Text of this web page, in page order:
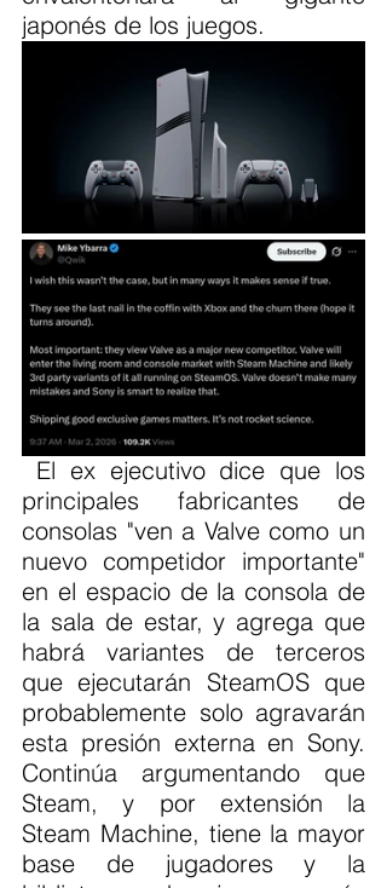
japonés de los juegos.
principales fabricantes de
consolas "ven a Valve como un
nuevo competidor importante"
en el espacio de la consola de
la sala de estar, y agrega que
habrá variantes de terceros
que ejecutarán SteamOS que
probablemente solo agravarán
esta presión externa en Sony.
Continúa argumentando que
Steam, y por extensión la
Steam Machine, tiene la mayor
base de jugadores y la